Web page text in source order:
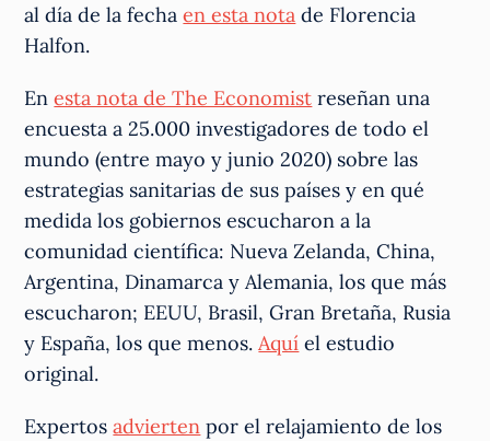
al día de la fechaen esta nota de Florencia
Halfon.
Enesta nota de The Economist reseñan una
encuesta a 25.000 investigadores de todo el
mundo (entre mayo y junio 2020) sobre las
estrategias sanitarias de sus países y en qué
medida los gobiernos escucharon a la
comunidad científica: Nueva Zelanda, China,
Argentina, Dinamarca y Alemania, los que más
escucharon; EEUU, Brasil, Gran Bretaña, Rusia
y España, los que menos.Aquí el estudio
original.
Expertosadvierten por el relajamiento de los